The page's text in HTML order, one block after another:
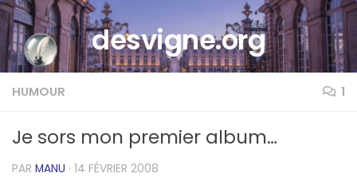
Skip to contentdesvigne.org
HUMOUR 1
Je sors mon premier album…
PAR MANU · 14 FÉVRIER 2008